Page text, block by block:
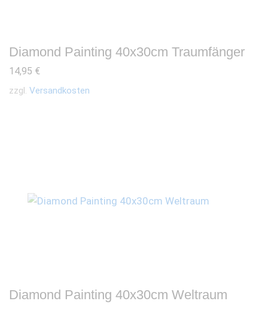
Diamond Painting 40x30cm Traumfänger
14,95 €
zzgl. Versandkosten
Diamond Painting 40x30cm Weltraum